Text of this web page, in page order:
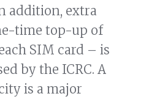
addition, extra
time top-up of
SIM card – is
by the ICRC. A
is a major